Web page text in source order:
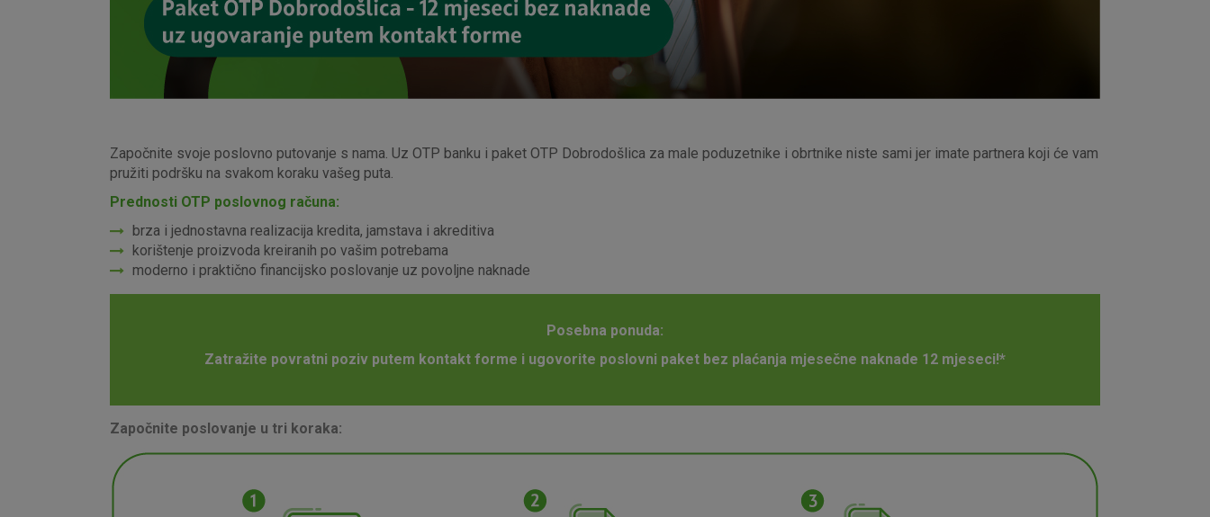
Započnite svoje poslovno putovanje s nama. Uz OTP banku i paket OTP Dobrodošlica za male poduzetnike i obrtnike niste sami jer imate partnera koji će vam
pružiti podršku na svakom koraku vašeg puta.
Prednosti OTP poslovnog računa:
brza i jednostavna realizacija kredita, jamstava i akreditiva
korištenje proizvoda kreiranih po vašim potrebama
moderno i praktično financijsko poslovanje uz povoljne naknade
Posebna ponuda:
Zatražite povratni poziv putem kontakt forme i ugovorite poslovni paket bez plaćanja mjesečne naknade 12 mjeseci!*
Započnite poslovanje u tri koraka: